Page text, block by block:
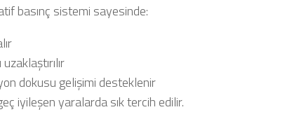
basınç sistemi sayesinde:
uzaklaştırılır
dokusu gelişimi desteklenir
iyileşen yaralarda sık tercih edilir.